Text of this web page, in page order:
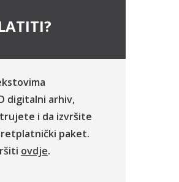
digitalni arhiv,
i da izvršite
paket.
ovdje.